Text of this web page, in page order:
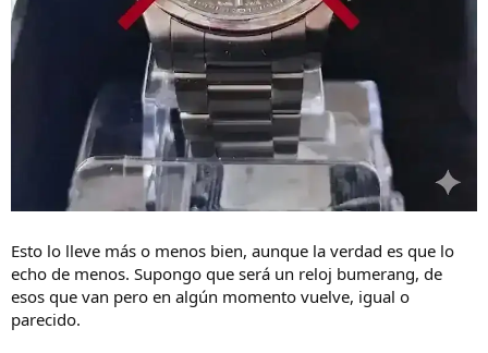
Esto lo lleve más o menos bien, aunque la verdad es que lo
echo de menos. Supongo que será un reloj bumerang, de
esos que van pero en algún momento vuelve, igual o
parecido.